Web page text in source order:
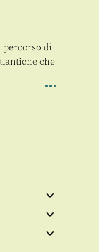
percorso di
che